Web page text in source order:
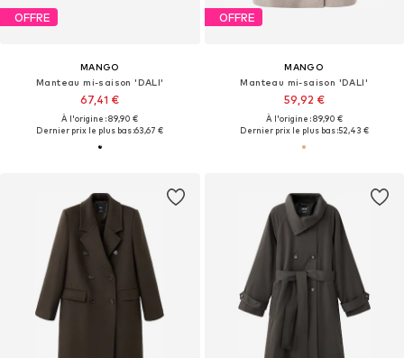
OFFRE
MANGO
Manteau mi-saison 'DALI'
67,41 €
À l'origine : 89,90 €
Dernier prix le plus bas :63,67 €
OFFRE
MANGO
Manteau mi-saison 'DALI'
59,92 €
À l'origine : 89,90 €
Dernier prix le plus bas :52,43 €